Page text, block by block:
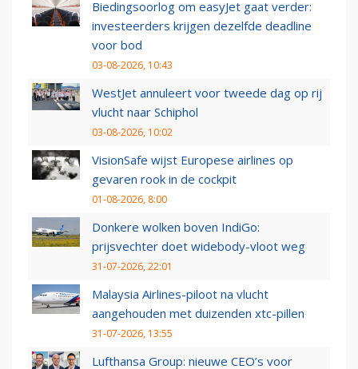
Biedingsoorlog om easyJet gaat verder:
investeerders krijgen dezelfde deadline
voor bod
03-08-2026, 10:43
WestJet annuleert voor tweede dag op rij
vlucht naar Schiphol
03-08-2026, 10:02
VisionSafe wijst Europese airlines op
gevaren rook in de cockpit
01-08-2026, 8:00
Donkere wolken boven IndiGo:
prijsvechter doet widebody-vloot weg
31-07-2026, 22:01
Malaysia Airlines-piloot na vlucht
aangehouden met duizenden xtc-pillen
31-07-2026, 13:55
Lufthansa Group: nieuwe CEO’s voor